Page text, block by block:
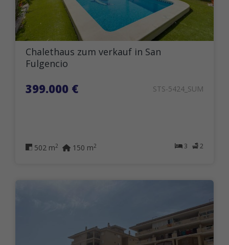
Chalethaus zum verkauf in San
Fulgencio
399.000 € STS-5424_SUM
3 2
502 m2 150 m2